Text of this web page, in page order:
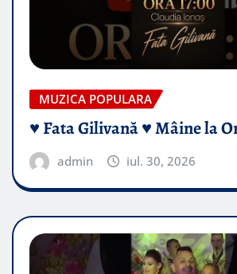
MUZICA POPULARA
♥️ Fata Gilivană ♥️ Mâine la
admin iul. 30, 2026